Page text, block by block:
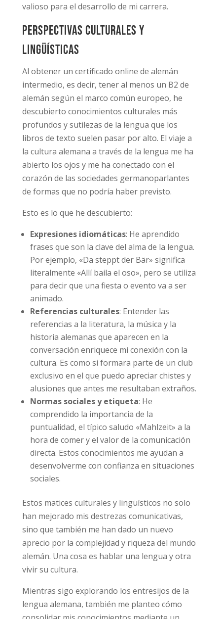
valioso para el desarrollo de mi carrera.
Perspectivas culturales y
lingüísticas
Al obtener un certificado online de alemán
intermedio, es decir, tener al menos un B2 de
alemán según el marco común europeo, he
descubierto conocimientos culturales más
profundos y sutilezas de la lengua que los
libros de texto suelen pasar por alto. El viaje a
la cultura alemana a través de la lengua me ha
abierto los ojos y me ha conectado con el
corazón de las sociedades germanoparlantes
de formas que no podría haber previsto.
Esto es lo que he descubierto:
Expresiones idiomáticas: He aprendido
frases que son la clave del alma de la lengua.
Por ejemplo, «Da steppt der Bär» significa
literalmente «Allí baila el oso», pero se utiliza
para decir que una fiesta o evento va a ser
animado.
Referencias culturales: Entender las
referencias a la literatura, la música y la
historia alemanas que aparecen en la
conversación enriquece mi conexión con la
cultura. Es como si formara parte de un club
exclusivo en el que puedo apreciar chistes y
alusiones que antes me resultaban extraños.
Normas sociales y etiqueta: He
comprendido la importancia de la
puntualidad, el típico saludo «Mahlzeit» a la
hora de comer y el valor de la comunicación
directa. Estos conocimientos me ayudan a
desenvolverme con confianza en situaciones
sociales.
Estos matices culturales y lingüísticos no solo
han mejorado mis destrezas comunicativas,
sino que también me han dado un nuevo
aprecio por la complejidad y riqueza del mundo
alemán. Una cosa es hablar una lengua y otra
vivir su cultura.
Mientras sigo explorando los entresijos de la
lengua alemana, también me planteo cómo